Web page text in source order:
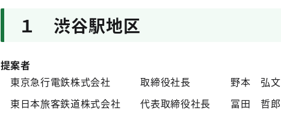
１ 渋谷駅地区
提案者
東京急行電鉄株式会社 取締役社長 野本 弘文
東日本旅客鉄道株式会社 代表取締役社長 冨田 哲郎